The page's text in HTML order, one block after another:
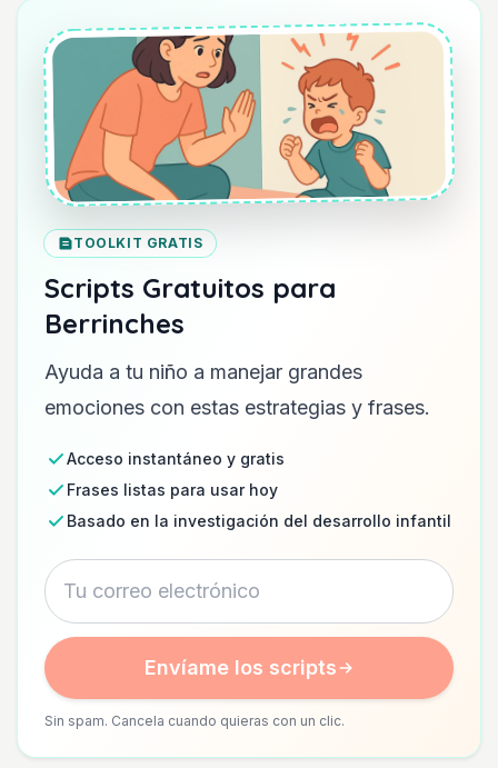
TOOLKIT GRATIS
Scripts Gratuitos para
Berrinches
Ayuda a tu niño a manejar grandes
emociones con estas estrategias y frases.
Acceso instantáneo y gratis
Frases listas para usar hoy
Basado en la investigación del desarrollo infantil
Envíame los scripts
Sin spam. Cancela cuando quieras con un clic.